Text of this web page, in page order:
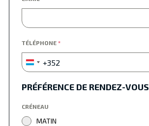
TÉLÉPHONE *
Luxembourg
+352
+352
PRÉFÉRENCE DE RENDEZ-VOUS
CRÉNEAU
MATIN